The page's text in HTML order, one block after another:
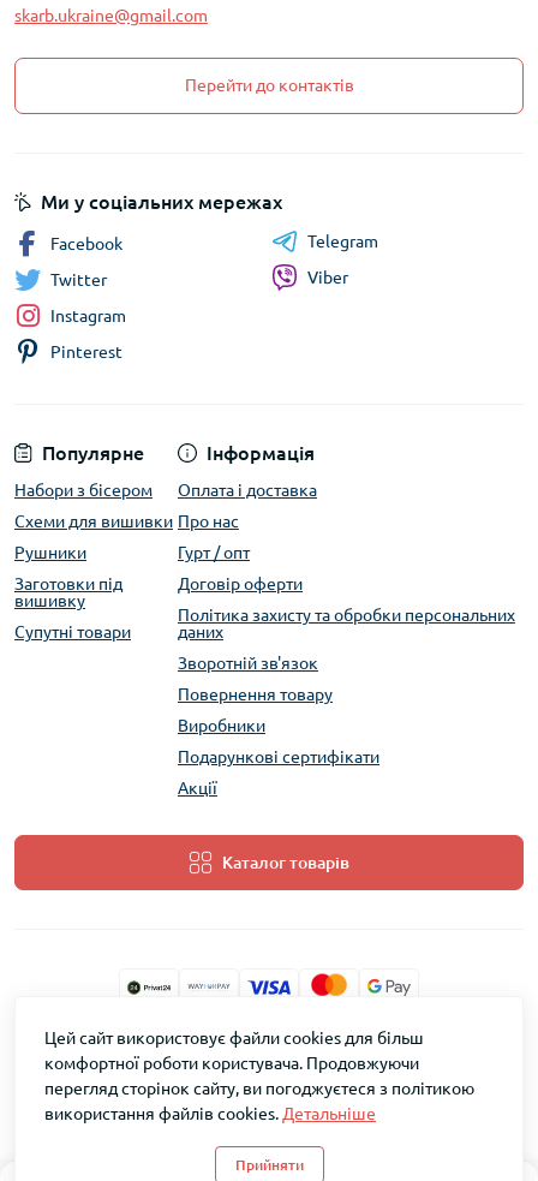
skarb.ukraine@gmail.com
Перейти до контактів
Популярне
Набори з бісером
Схеми для вишивки
Рушники
Заготовки під
вишивку
Супутні товари
Інформація
Оплата і доставка
Про нас
Гурт / опт
Договір оферти
Політика захисту та обробки персональних
даних
Зворотній зв'язок
Повернення товару
Виробники
Подарункові сертифікати
Акції
Каталог товарів
Ми у соціальних мережах
Facebook
Twitter
Instagram
Pinterest
Telegram
Viber
ТМ Скарб © 2026
Цей сайт використовує файли cookies для більш
комфортної роботи користувача. Продовжуючи
перегляд сторінок сайту, ви погоджуєтеся з політикою
використання файлів cookies. Детальніше
Прийняти